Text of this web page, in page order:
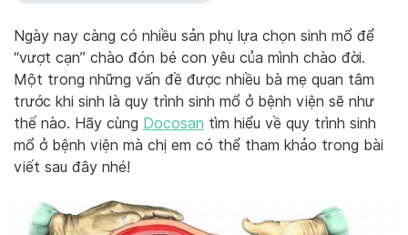
Ngày nay càng có nhiều sản phụ lựa chọn sinh mổ để
“vượt cạn” chào đón bé con yêu của mình chào đời.
Một trong những vấn đề được nhiều bà mẹ quan tâm
trước khi sinh là quy trình sinh mổ ở bệnh viện sẽ như
thế nào. Hãy cùng Docosan tìm hiểu về quy trình sinh
mổ ở bệnh viện mà chị em có thể tham khảo trong bài
viết sau đây nhé!